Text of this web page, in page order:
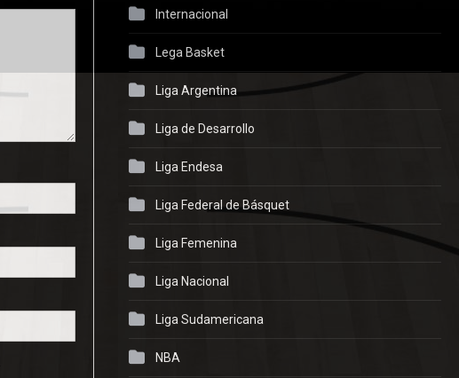
Internacional
Lega Basket
Liga Argentina
Liga de Desarrollo
Liga Endesa
Liga Federal de Básquet
Liga Femenina
Liga Nacional
Liga Sudamericana
NBA